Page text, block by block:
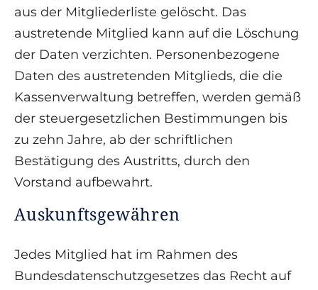
aus der Mitgliederliste gelöscht. Das
austretende Mitglied kann auf die Löschung
der Daten verzichten. Personenbezogene
Daten des austretenden Mitglieds, die die
Kassenverwaltung betreffen, werden gemäß
der steuergesetzlichen Bestimmungen bis
zu zehn Jahre, ab der schriftlichen
Bestätigung des Austritts, durch den
Vorstand aufbewahrt.
Auskunftsgewähren
Jedes Mitglied hat im Rahmen des
Bundesdatenschutzgesetzes das Recht auf